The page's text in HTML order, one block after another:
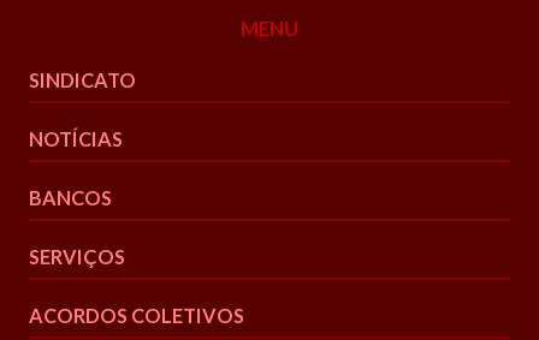
MENU
SINDICATO
NOTÍCIAS
BANCOS
SERVIÇOS
ACORDOS COLETIVOS